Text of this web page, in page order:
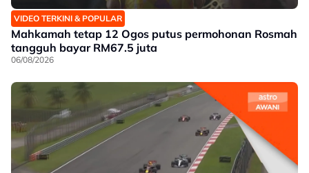
VIDEO TERKINI & POPULAR
Mahkamah tetap 12 Ogos putus permohonan Rosmah
tangguh bayar RM67.5 juta
06/08/2026